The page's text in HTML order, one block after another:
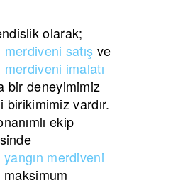
olarak;
merdiveni satış ve
merdiveni imalatı
bir deneyimimiz
vardır.
ekip
yangın merdiveni